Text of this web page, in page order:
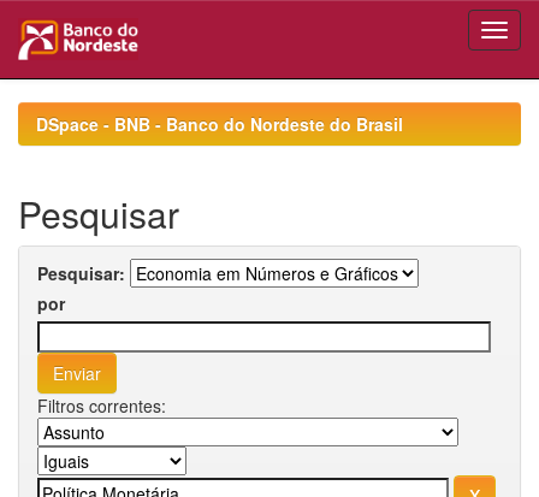
navigationDSpace - BNB - Banco do Nordeste do Brasil
Pesquisar
Pesquisar:
por
Filtros correntes: